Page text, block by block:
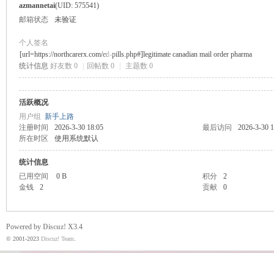
azmannetai(UID: 575541)
邮箱状态
未验证
个人签名
[url=https://northcarerx.com/ed-pills.php#]legitimate canadian mail order pharma
统计信息 好友数 0 回帖数 0 主题数 0
活跃概况
用户组 新手上路
注册时间
2026-3-30 18:05 最后访问
2026-3-30
所在时区
使用系统默认
统计信息
已用空间
0 B 积分
2
金钱
2 贡献 0
Powered by Discuz! X3.4
© 2001-2023 Discuz! Team